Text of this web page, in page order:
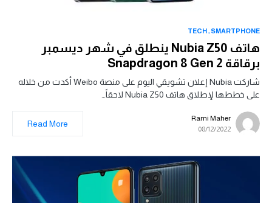
SMARTPHONE
TECH
هاتف Nubia Z50 ينطلق في شهر ديسمبر
برقاقة Snapdragon 8 Gen 2
شاركت Nubia إعلان تشويقي اليوم على منصة Weibo أكدت من خلاله
على خططها لإطلاق هاتف Nubia Z50 لاحقاً…
Rami Maher
08/12/2022
Read More